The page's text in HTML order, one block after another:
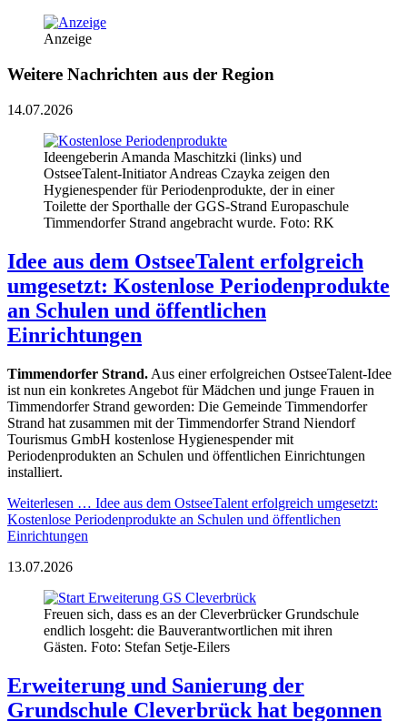
Anzeige
Weitere Nachrichten aus der Region
14.07.2026
Ideengeberin Amanda Maschitzki (links) und
OstseeTalent-Initiator Andreas Czayka zeigen den
Hygienespender für Periodenprodukte, der in einer
Toilette der Sporthalle der GGS-Strand Europaschule
Timmendorfer Strand angebracht wurde. Foto: RK
Idee aus dem OstseeTalent erfolgreich
umgesetzt: Kostenlose Periodenprodukte
an Schulen und öffentlichen
Einrichtungen
Timmendorfer Strand. Aus einer erfolgreichen OstseeTalent-Idee
ist nun ein konkretes Angebot für Mädchen und junge Frauen in
Timmendorfer Strand geworden: Die Gemeinde Timmendorfer
Strand hat zusammen mit der Timmendorfer Strand Niendorf
Tourismus GmbH kostenlose Hygienespender mit
Periodenprodukten an Schulen und öffentlichen Einrichtungen
installiert.
Weiterlesen … Idee aus dem OstseeTalent erfolgreich umgesetzt:
Kostenlose Periodenprodukte an Schulen und öffentlichen
Einrichtungen
13.07.2026
Freuen sich, dass es an der Cleverbrücker Grundschule
endlich losgeht: die Bauverantwortlichen mit ihren
Gästen. Foto: Stefan Setje-Eilers
Erweiterung und Sanierung der
Grundschule Cleverbrück hat begonnen